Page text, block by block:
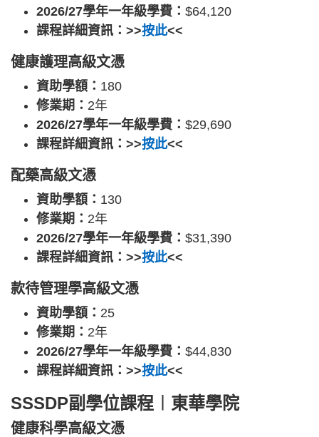
2026/27學年一年級學費： $64,120
課程詳細資訊：>>按此<<
健康護理高級文憑
資助學額： 180
修業期： 2年
2026/27學年一年級學費： $29,690
課程詳細資訊：>>按此<<
配藥高級文憑
資助學額： 130
修業期： 2年
2026/27學年一年級學費： $31,390
課程詳細資訊：>>按此<<
款待管理學高級文憑
資助學額： 25
修業期： 2年
2026/27學年一年級學費： $44,830
課程詳細資訊：>>按此<<
SSSDP副學位課程︱東華學院
健康科學高級文憑